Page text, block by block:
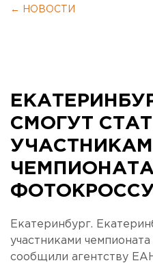
← НОВОСТИ
СМОГУТ
ФОТОКРОССУ
Екатеринбург.
участниками
сообщили агентству